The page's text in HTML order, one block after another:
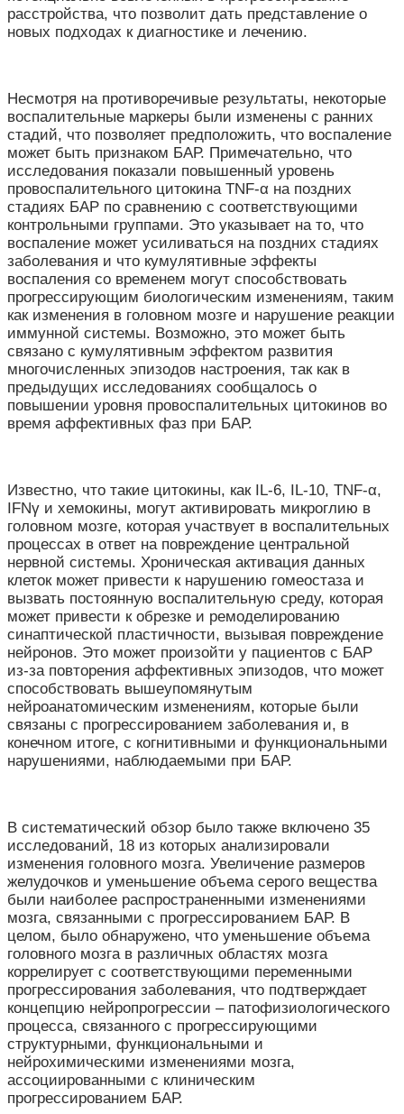
расстройства, что позволит дать представление о
новых подходах к диагностике и лечению.
Несмотря на противоречивые результаты, некоторые
воспалительные маркеры были изменены с ранних
стадий, что позволяет предположить, что воспаление
может быть признаком БАР. Примечательно, что
исследования показали повышенный уровень
провоспалительного цитокина TNF-α на поздних
стадиях БАР по сравнению с соответствующими
контрольными группами. Это указывает на то, что
воспаление может усиливаться на поздних стадиях
заболевания и что кумулятивные эффекты
воспаления со временем могут способствовать
прогрессирующим биологическим изменениям, таким
как изменения в головном мозге и нарушение реакции
иммунной системы. Возможно, это может быть
связано с кумулятивным эффектом развития
многочисленных эпизодов настроения, так как в
предыдущих исследованиях сообщалось о
повышении уровня провоспалительных цитокинов во
время аффективных фаз при БАР.
Известно, что такие цитокины, как IL-6, IL-10, TNF-α,
IFNγ и хемокины, могут активировать микроглию в
головном мозге, которая участвует в воспалительных
процессах в ответ на повреждение центральной
нервной системы. Хроническая активация данных
клеток может привести к нарушению гомеостаза и
вызвать постоянную воспалительную среду, которая
может привести к обрезке и ремоделированию
синаптической пластичности, вызывая повреждение
нейронов. Это может произойти у пациентов с БАР
из-за повторения аффективных эпизодов, что может
способствовать вышеупомянутым
нейроанатомическим изменениям, которые были
связаны с прогрессированием заболевания и, в
конечном итоге, с когнитивными и функциональными
нарушениями, наблюдаемыми при БАР.
В систематический обзор было также включено 35
исследований, 18 из которых анализировали
изменения головного мозга. Увеличение размеров
желудочков и уменьшение объема серого вещества
были наиболее распространенными изменениями
мозга, связанными с прогрессированием БАР. В
целом, было обнаружено, что уменьшение объема
головного мозга в различных областях мозга
коррелирует с соответствующими переменными
прогрессирования заболевания, что подтверждает
концепцию нейропрогрессии – патофизиологического
процесса, связанного с прогрессирующими
структурными, функциональными и
нейрохимическими изменениями мозга,
ассоциированными с клиническим
прогрессированием БАР.